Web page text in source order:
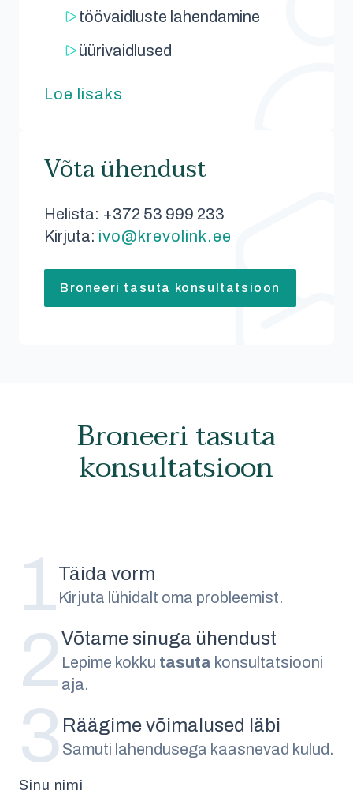
töövaidluste lahendamine
üürivaidlused
Loe lisaks
Võta ühendust
Helista: +372 53 999 233
Kirjuta: ivo@krevolink.ee
Broneeri tasuta konsultatsioon
Broneeri tasuta
konsultatsioon
1Täida vorm
Kirjuta lühidalt oma probleemist.
2Võtame sinuga ühendust
Lepime kokku tasuta konsultatsiooni
aja.
3 Räägime võimalused läbi
Samuti lahendusega kaasnevad kulud.
Sinu nimi